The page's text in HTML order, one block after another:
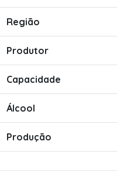
Região
Produtor
Capacidade
Álcool
Produção